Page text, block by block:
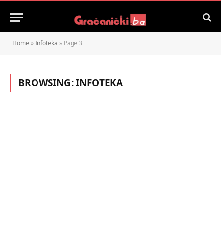
Home »Infoteka » Page 3
BROWSING:INFOTEKA